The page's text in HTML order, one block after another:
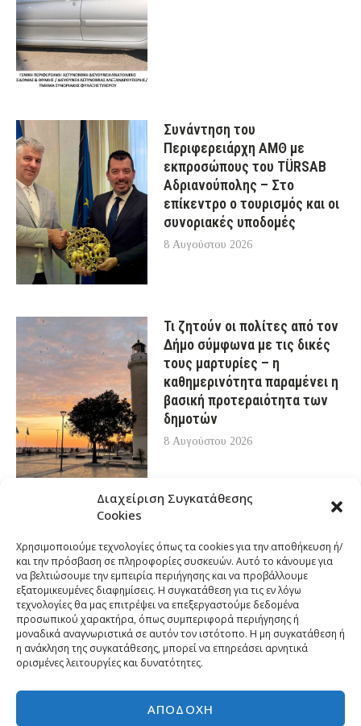
Διαχείριση Συγκατάθεσης
Cookies
Χρησιμοποιούμε τεχνολογίες όπως τα cookies για την αποθήκευση ή/
και την πρόσβαση σε πληροφορίες συσκευών. Αυτό το κάνουμε για
να βελτιώσουμε την εμπειρία περιήγησης και να προβάλλουμε
εξατομικευμένες διαφημίσεις. Η συγκατάθεση για τις εν λόγω
τεχνολογίες θα μας επιτρέψει να επεξεργαστούμε δεδομένα
προσωπικού χαρακτήρα, όπως συμπεριφορά περιήγησης ή
μοναδικά αναγνωριστικά σε αυτόν τον ιστότοπο. Η μη συγκατάθεση ή
η ανάκληση της συγκατάθεσης, μπορεί να επηρεάσει αρνητικά
ορισμένες λειτουργίες και δυνατότητες.
ΑΠΟΔΟΧΉ
Συνάντηση του
Περιφερειάρχη ΑΜΘ με
εκπροσώπους του TÜRSAB
Αδριανούπολης – Στο
επίκεντρο ο τουρισμός και οι
συνοριακές υποδομές
8 Αυγούστου 2026
Τι ζητούν οι πολίτες από τον
Δήμο σύμφωνα με τις δικές
τους μαρτυρίες – η
καθημερινότητα παραμένει η
βασική προτεραιότητα των
δημοτών
8 Αυγούστου 2026